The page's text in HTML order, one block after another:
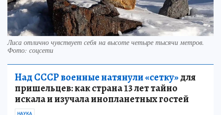
Лиса отлично чувствует себя на высоте четыре тысячи метров.
Фото: соцсети
Над СССР военные натянули «сетку»для
пришельцев: как страна 13 лет тайно
искала и изучала инопланетных гостей
НАУКА